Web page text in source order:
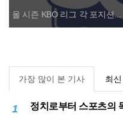
일(금) 시행
올 시즌 KBO 리그 각 포지션...
가장 많이 본 기사 최
1 정치로부터 스포츠의 독립을 주